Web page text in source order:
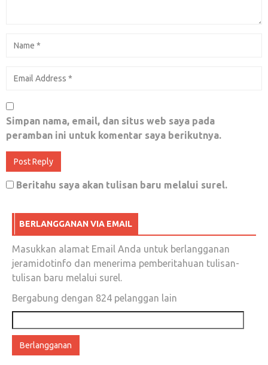
Juli 26, 2019
Juni 20, 2019 0
Kami masih hidup, Tuan, masih punya nama.
Kami masih becak, selamanya mungkin hanya
Januari 30, 2018 0
Rocky Gerung, Menjadi Inspirasi Trending
Maret 3, 2019
Simpan nama, email, dan situs web saya pada
peramban ini untuk komentar saya berikutnya.
Beritahu saya akan tulisan baru melalui surel.
BERLANGGANAN VIA EMAIL
Masukkan alamat Email Anda untuk berlangganan
jeramidotinfo dan menerima pemberitahuan tulisan-
tulisan baru melalui surel.
Bergabung dengan 824 pelanggan lain
email